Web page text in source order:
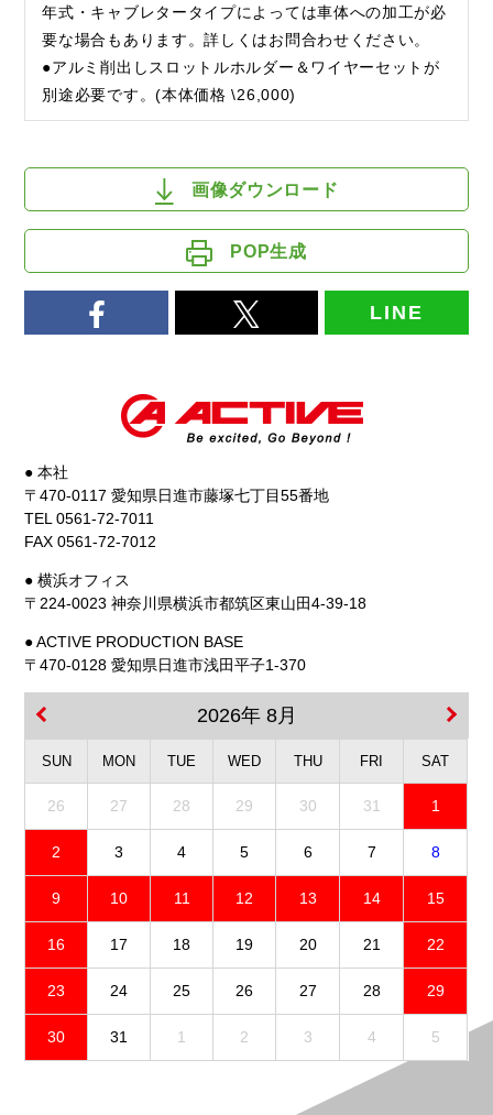
年式・キャブレタータイプによっては車体への加工が必
要な場合もあります。詳しくはお問合わせください。
●アルミ削出しスロットルホルダー＆ワイヤーセットが
別途必要です。(本体価格 \26,000)
画像ダウンロード
POP生成
LINE
● 本社
〒470-0117 愛知県日進市藤塚七丁目55番地
TEL 0561-72-7011
FAX 0561-72-7012
● 横浜オフィス
〒224-0023 神奈川県横浜市都筑区東山田4-39-18
● ACTIVE PRODUCTION BASE
〒470-0128 愛知県日進市浅田平子1-370
2026年 8月
SUN MON TUE WED THU FRI SAT
26 27 28 29 30 31 1
2 3 4 5 6 7 8
9 10 11 12 13 14 15
16 17 18 19 20 21 22
23 24 25 26 27 28 29
30 31 1 2 3 4 5